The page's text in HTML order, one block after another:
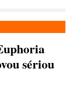
sériou